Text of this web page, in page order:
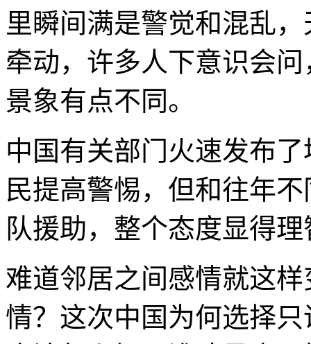
里瞬间满是警觉和混乱
牵动，许多人下意识会
景象有点不同。
中国有关部门火速发布
民提高警惕，但和往年
队援助，整个态度显得
难道邻居之间感情就这
情？这次中国为何选择